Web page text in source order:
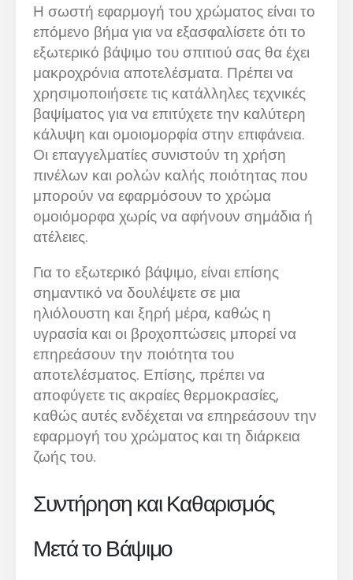
Η σωστή εφαρμογή του χρώματος είναι το
επόμενο βήμα για να εξασφαλίσετε ότι το
εξωτερικό βάψιμο του σπιτιού σας θα έχει
μακροχρόνια αποτελέσματα. Πρέπει να
χρησιμοποιήσετε τις κατάλληλες τεχνικές
βαψίματος για να επιτύχετε την καλύτερη
κάλυψη και ομοιομορφία στην επιφάνεια.
Οι επαγγελματίες συνιστούν τη χρήση
πινέλων και ρολών καλής ποιότητας που
μπορούν να εφαρμόσουν το χρώμα
ομοιόμορφα χωρίς να αφήνουν σημάδια ή
ατέλειες.
Για το εξωτερικό βάψιμο, είναι επίσης
σημαντικό να δουλέψετε σε μια
ηλιόλουστη και ξηρή μέρα, καθώς η
υγρασία και οι βροχοπτώσεις μπορεί να
επηρεάσουν την ποιότητα του
αποτελέσματος. Επίσης, πρέπει να
αποφύγετε τις ακραίες θερμοκρασίες,
καθώς αυτές ενδέχεται να επηρεάσουν την
εφαρμογή του χρώματος και τη διάρκεια
ζωής του.
Συντήρηση και Καθαρισμός
Μετά το Βάψιμο